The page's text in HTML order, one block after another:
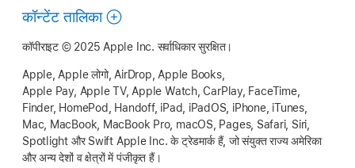
कॉन्टेंट तालिका
कॉपीराइट © 2025 Apple Inc. सर्वाधिकार सुरक्षित।
Apple, Apple लोगो, AirDrop, Apple Books,
Apple Pay, Apple TV, Apple Watch, CarPlay, FaceTime,
Finder, HomePod, Handoff, iPad, iPadOS, iPhone, iTunes,
Mac, MacBook,
MacBook Pro, macOS, Pages, Safari, Siri,
Spotlight और Swift Apple Inc. के ट्रेडमार्क हैं, जो संयुक्त राज्य अमेरिका
और अन्य देशों व क्षेत्रों में पंजीकृत हैं।